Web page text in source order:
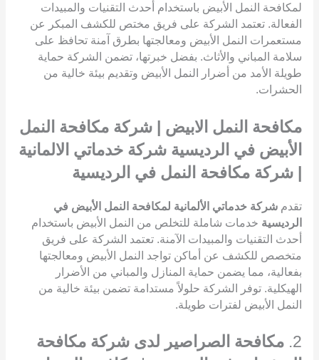
لمكافحة النمل الأبيض باستخدام أحدث التقنيات والمبيدات
الفعالة. تعتمد الشركة على فريق مختص للكشف المبكر عن
مستعمرات النمل الأبيض ومعالجتها بطرق آمنة تحافظ على
سلامة المباني والأثاث. بفضل خبرتها، تضمن الشركة حماية
طويلة الأمد من أضرار النمل الأبيض وتقديم بيئة خالية من
الحشرات.
مكافحة النمل الابيض | شركة مكافحة النمل
الأبيض في الرديسية شركة خدماتي الالمانية
| شركة مكافحة النمل في الرديسية
تقدم شركة خدماتي الألمانية لمكافحة النمل الأبيض في
الرديسية خدمات شاملة للتخلص من النمل الأبيض باستخدام
أحدث التقنيات والمبيدات الآمنة. تعتمد الشركة على فريق
متخصص للكشف عن أماكن تواجد النمل الأبيض ومعالجتها
بفعالية، مما يضمن حماية المنازل والمباني من الأضرار
الهيكلية. توفر الشركة حلولاً مستدامة تضمن بيئة خالية من
النمل الأبيض لفترات طويلة.
2. مكافحة الصراصير لدى شركة مكافحة